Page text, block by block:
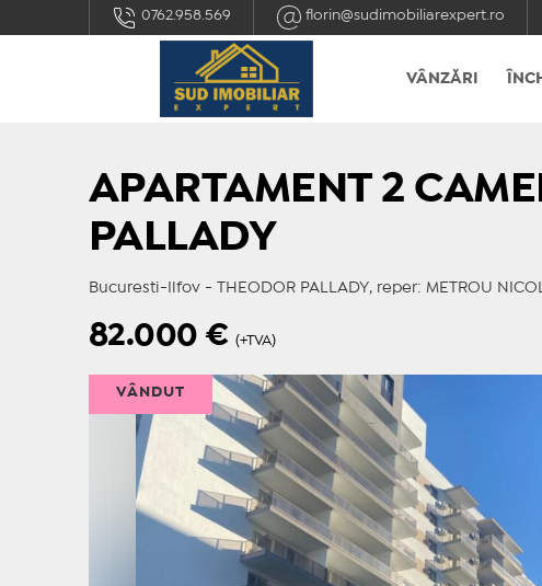
0762.958.569 florin@sudimobiliarexpert.ro
VÂNZĂRI
APARTAMENT 2
PALLADY
Bucuresti-Ilfov - THEODOR PALLADY, reper: METROU
82.000€ (+TVA)
VÂNDUT